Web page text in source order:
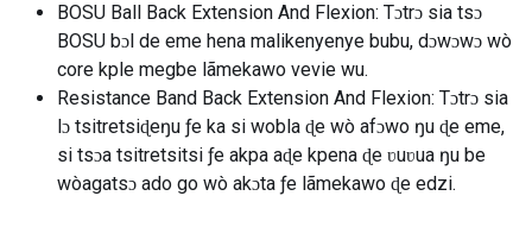
BOSU Ball Back Extension And Flexion: Tɔtrɔ sia tsɔ
BOSU bɔl de eme hena malikenyenye bubu, dɔwɔwɔ wò
core kple megbe lãmekawo vevie wu.
Resistance Band Back Extension And Flexion: Tɔtrɔ sia
lɔ tsitretsiɖeŋu ƒe ka si wobla ɖe wò afɔwo ŋu ɖe eme,
si tsɔa tsitretsitsi ƒe akpa aɖe kpena ɖe ʋuʋua ŋu be
wòagatsɔ ado go wò akɔta ƒe lãmekawo ɖe edzi.